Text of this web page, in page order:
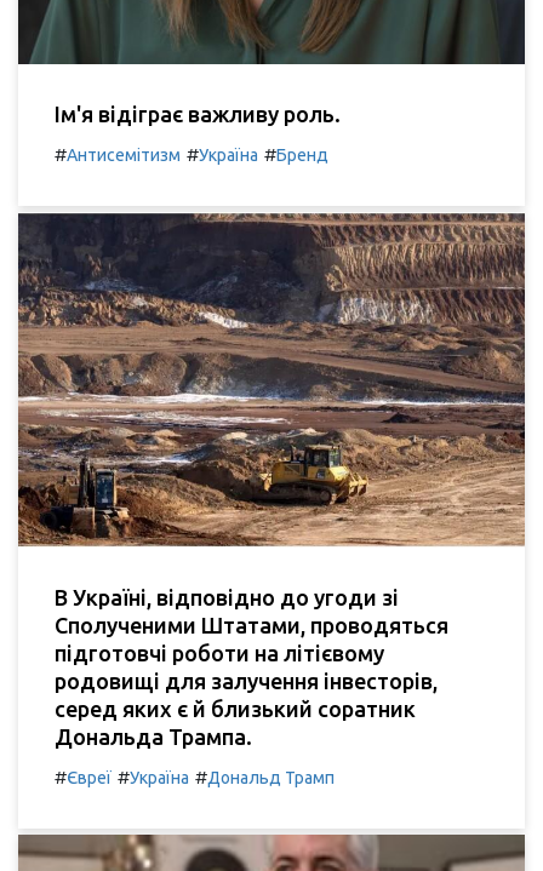
Ім'я відіграє важливу роль.
#Антисемітизм #Україна #Бренд
В Україні, відповідно до угоди зі
Сполученими Штатами, проводяться
підготовчі роботи на літієвому
родовищі для залучення інвесторів,
серед яких є й близький соратник
Дональда Трампа.
#Євреї #Україна #Дональд Трамп